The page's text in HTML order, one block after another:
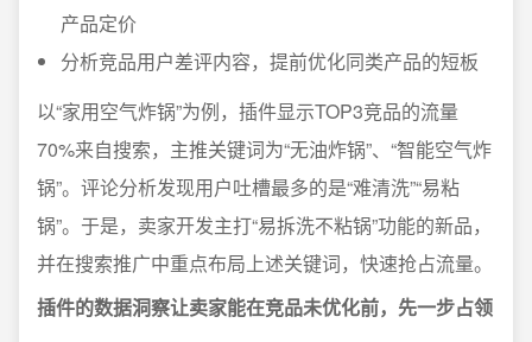
产品定价
分析竞品用户差评内容，提前优化同类产品的短板
以“家用空气炸锅”为例，插件显示TOP3竞品的流量
70%来自搜索，主推关键词为“无油炸锅”、“智能空气炸
锅”。评论分析发现用户吐槽最多的是“难清洗”“易粘
锅”。于是，卖家开发主打“易拆洗不粘锅”功能的新品，
并在搜索推广中重点布局上述关键词，快速抢占流量。
插件的数据洞察让卖家能在竞品未优化前，先一步占领